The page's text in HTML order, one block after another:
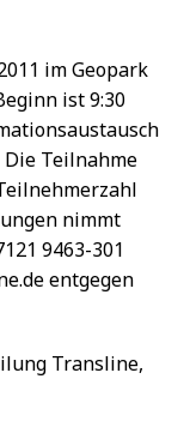
im Geopark
ist 9:30
Teilnahme
nimmt
9463-301
entgegen
Transline,